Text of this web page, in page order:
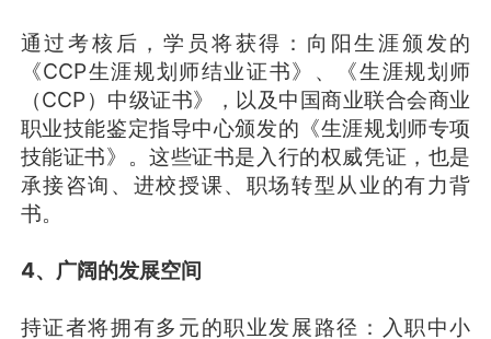
通过考核后，学员将获得：向阳生涯颁发的
《CCP生涯规划师结业证书》、《生涯规划师
（CCP）中级证书》，以及中国商业联合会商业
职业技能鉴定指导中心颁发的《生涯规划师专项
技能证书》。这些证书是入行的权威凭证，也是
承接咨询、进校授课、职场转型从业的有力背
书。
4、广阔的发展空间
持证者将拥有多元的职业发展路径：入职中小